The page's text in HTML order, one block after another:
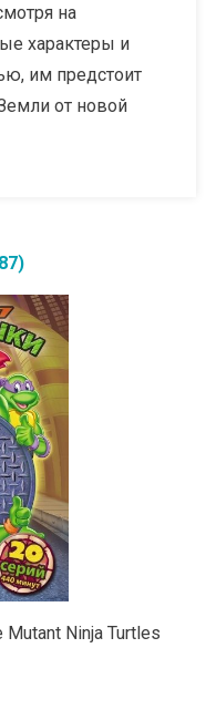
на
характеры и
им предстоит
от новой
Mutant Ninja Turtles